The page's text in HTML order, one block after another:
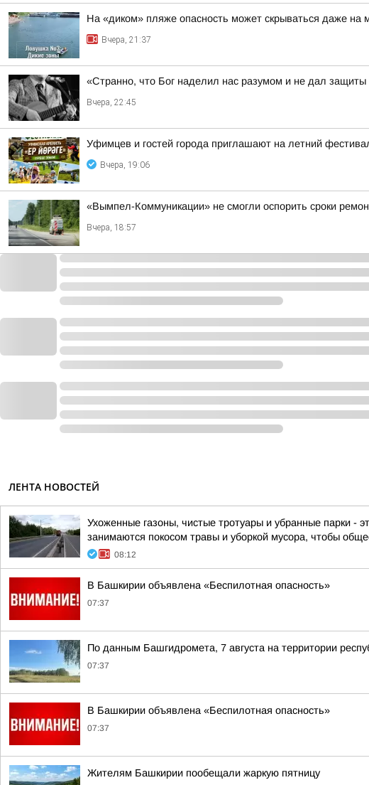
На «диком» пляже опасность может скрываться даже на
Вчера, 21:37
«Странно, что Бог наделил нас разумом и не дал защиты
Вчера, 22:45
Уфимцев и гостей города приглашают на летний
Вчера, 19:06
«Вымпел-Коммуникации» не смогли оспорить сроки
Вчера, 18:57
ЛЕНТА НОВОСТЕЙ
Ухоженные газоны, чистые тротуары и убранные парки -
занимаются покосом травы и уборкой мусора, чтобы
08:12
В Башкирии объявлена «Беспилотная опасность»
07:37
По данным Башгидромета, 7 августа на территории
07:37
В Башкирии объявлена «Беспилотная опасность»
07:37
Жителям Башкирии пообещали жаркую пятницу